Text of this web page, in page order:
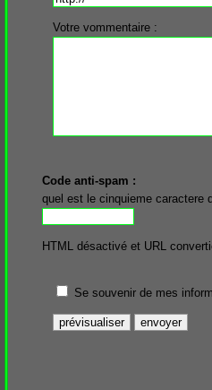
Votre vommentaire :
Code anti-spam :
quel est le cinquieme caractere
HTML désactivé et URL
Se souvenir de mes